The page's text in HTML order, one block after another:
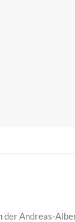
der Andreas-